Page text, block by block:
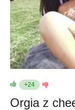
+24
Orgia z